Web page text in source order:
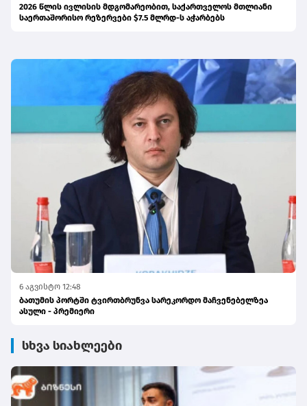
2026 წლის ივლისის მდგომარეობით, საქართველოს მთლიანი
საერთაშორისო რეზერვები $7.5 მლრდ-ს აჭარბებს
6 აგვისტო 12:48
ბათუმის პორტში ტვირთბრუნვა სარეკორდო მაჩვენებელზეა
ასული - პრემიერი
სხვა სიახლეები